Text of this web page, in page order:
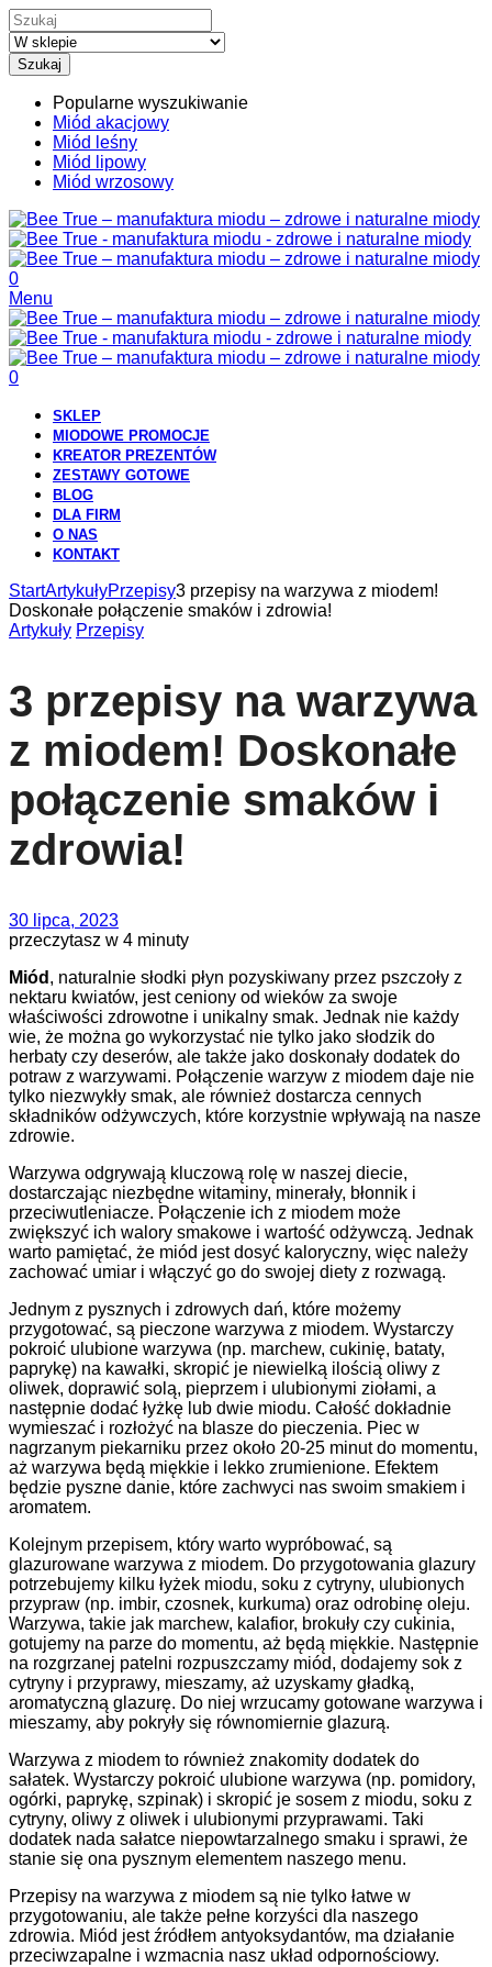
Szukaj
Popularne wyszukiwanie
Miód akacjowy
Miód leśny
Miód lipowy
Miód wrzosowy
0
Menu
0
SKLEP
MIODOWE PROMOCJE
KREATOR PREZENTÓW
ZESTAWY GOTOWE
BLOG
DLA FIRM
O NAS
KONTAKT
StartArtykułyPrzepisy3 przepisy na warzywa z miodem!
Doskonałe połączenie smaków i zdrowia!
Artykuły Przepisy
3 przepisy na warzywa
z miodem! Doskonałe
połączenie smaków i
zdrowia!
30 lipca, 2023
przeczytasz w 4 minuty
Miód , naturalnie słodki płyn pozyskiwany przez pszczoły z
nektaru kwiatów, jest ceniony od wieków za swoje
właściwości zdrowotne i unikalny smak. Jednak nie każdy
wie, że można go wykorzystać nie tylko jako słodzik do
herbaty czy deserów, ale także jako doskonały dodatek do
potraw z warzywami. Połączenie warzyw z miodem daje nie
tylko niezwykły smak, ale również dostarcza cennych
składników odżywczych, które korzystnie wpływają na nasze
zdrowie.
Warzywa odgrywają kluczową rolę w naszej diecie,
dostarczając niezbędne witaminy, minerały, błonnik i
przeciwutleniacze. Połączenie ich z miodem może
zwiększyć ich walory smakowe i wartość odżywczą. Jednak
warto pamiętać, że miód jest dosyć kaloryczny, więc należy
zachować umiar i włączyć go do swojej diety z rozwagą.
Jednym z pysznych i zdrowych dań, które możemy
przygotować, są pieczone warzywa z miodem. Wystarczy
pokroić ulubione warzywa (np. marchew, cukinię, bataty,
paprykę) na kawałki, skropić je niewielką ilością oliwy z
oliwek, doprawić solą, pieprzem i ulubionymi ziołami, a
następnie dodać łyżkę lub dwie miodu. Całość dokładnie
wymieszać i rozłożyć na blasze do pieczenia. Piec w
nagrzanym piekarniku przez około 20-25 minut do momentu,
aż warzywa będą miękkie i lekko zrumienione. Efektem
będzie pyszne danie, które zachwyci nas swoim smakiem i
aromatem.
Kolejnym przepisem, który warto wypróbować, są
glazurowane warzywa z miodem. Do przygotowania glazury
potrzebujemy kilku łyżek miodu, soku z cytryny, ulubionych
przypraw (np. imbir, czosnek, kurkuma) oraz odrobinę oleju.
Warzywa, takie jak marchew, kalafior, brokuły czy cukinia,
gotujemy na parze do momentu, aż będą miękkie. Następnie
na rozgrzanej patelni rozpuszczamy miód, dodajemy sok z
cytryny i przyprawy, mieszamy, aż uzyskamy gładką,
aromatyczną glazurę. Do niej wrzucamy gotowane warzywa i
mieszamy, aby pokryły się równomiernie glazurą.
Warzywa z miodem to również znakomity dodatek do
sałatek. Wystarczy pokroić ulubione warzywa (np. pomidory,
ogórki, paprykę, szpinak) i skropić je sosem z miodu, soku z
cytryny, oliwy z oliwek i ulubionymi przyprawami. Taki
dodatek nada sałatce niepowtarzalnego smaku i sprawi, że
stanie się ona pysznym elementem naszego menu.
Przepisy na warzywa z miodem są nie tylko łatwe w
przygotowaniu, ale także pełne korzyści dla naszego
zdrowia. Miód jest źródłem antyoksydantów, ma działanie
przeciwzapalne i wzmacnia nasz układ odpornościowy.